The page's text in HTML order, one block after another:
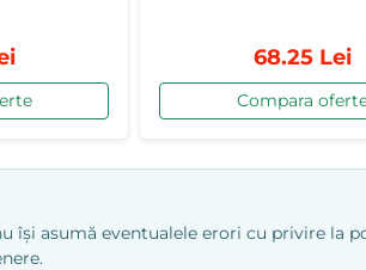
68.25 Lei
Compara
își asumă eventualele erori cu privire la